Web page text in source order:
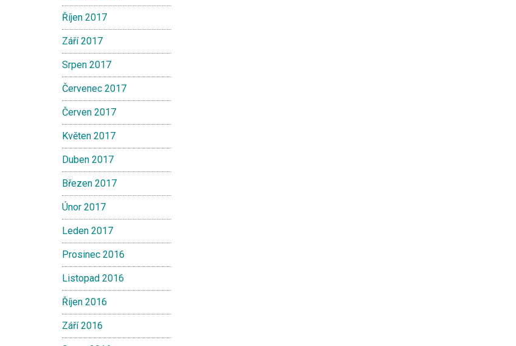
Říjen 2017
Září 2017
Srpen 2017
Červenec 2017
Červen 2017
Květen 2017
Duben 2017
Březen 2017
Únor 2017
Leden 2017
Prosinec 2016
Listopad 2016
Říjen 2016
Září 2016